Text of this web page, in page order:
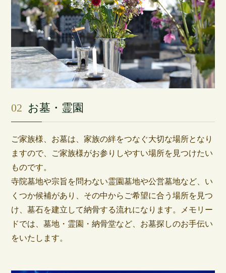
02 お墓・霊園
ご家族様、お墓は、家族の絆をつなぐ大切な場所となり
ますので、ご家族様がお参りしやすい場所を見つけたい
ものです。
寺院墓地や宗旨を問わない霊園墓地や公営墓地など、い
くつか候補があり、その中からご希望に合う場所を見つ
け、墓石を建立して納骨する流れになります。メモリー
ドでは、墓地・霊園・納骨堂など、お墓探しのお手伝い
をいたします。